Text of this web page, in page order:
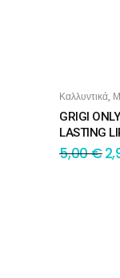
Καλλυντικά,
GRIGI
LASTING
5,00€